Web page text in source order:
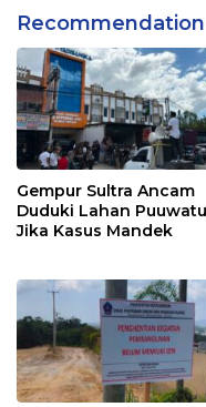
Gempur Sultra Ancam
Duduki Lahan Puuwatu
Jika Kasus Mandek